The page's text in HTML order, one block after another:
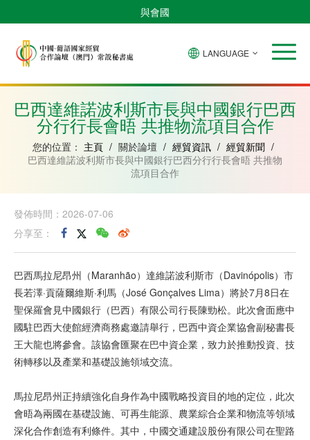
與會國
安
比
紹
內
亞
克
和
普
林
西
比
LANGUAGE
巴西達維諾波利斯市長與中國銀行巴西
分行行長會晤 共推物流項目合作
您的位置： 主頁 / 關於論壇 / 經貿資訊 / 經貿新聞 /
巴西達維諾波利斯市長與中國銀行巴西分行行長會晤 共推物
流項目合作
發佈時間：2026-07-06
分享至：
巴西馬拉尼昂州（Maranhão）達維諾波利斯市（Davinópolis）市
長若澤·貢薩爾維斯·利馬（José Gonçalves Lima）將於7月8日在
聖保羅會見中國銀行（巴西）有限公司行長陳勁松。此次會面應中
國駐巴西大使館經濟商務處邀請舉行，巴西中資企業協會副秘書長
王大龍也將參會。該協會匯聚在巴中資企業，致力於推動投資、技
術轉移以及產業和基礎設施領域交流。
馬拉尼昂州正持續強化自身作為中國戰略投資目的地的定位，此次
會晤為兩國在基礎設施、可再生能源、農業綜合企業和物流等領域
深化合作創造有利條件。其中，中國交通建設股份有限公司在聖路